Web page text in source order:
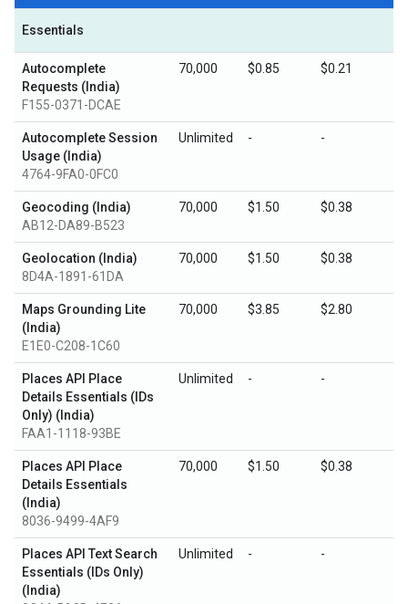
Essentials
Autocomplete
Requests (India)
F155-0371-DCAE
70,000 $0.85 $0.21
Autocomplete Session
Usage (India)
4764-9FA0-0FC0
Unlimited - -
Geocoding (India)
AB12-DA89-B523
70,000 $1.50 $0.38
Geolocation (India)
8D4A-1891-61DA
70,000 $1.50 $0.38
Maps Grounding Lite
(India)
E1E0-C208-1C60
70,000 $3.85 $2.80
Places API Place
Details Essentials (IDs
Only) (India)
FAA1-1118-93BE
Unlimited - -
Places API Place
Details Essentials
(India)
8036-9499-4AF9
70,000 $1.50 $0.38
Places API Text Search
Essentials (IDs Only)
(India)
Unlimited - -